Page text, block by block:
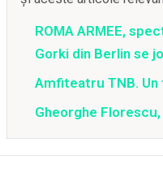
ROMA ARMEE,
Gorki din Berlin se
Amfiteatru TNB.
Gheorghe